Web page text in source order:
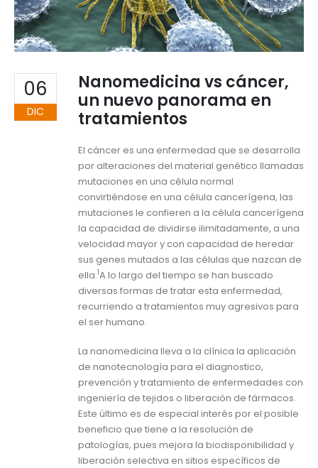
06
DIC
Nanomedicina vs cáncer,
un nuevo panorama en
tratamientos
El cáncer es una enfermedad que se desarrolla
por alteraciones del material genético llamadas
mutaciones en una célula normal
convirtiéndose en una célula cancerígena, las
mutaciones le confieren a la célula cancerígena
la capacidad de dividirse ilimitadamente, a una
velocidad mayor y con capacidad de heredar
sus genes mutados a las células que nazcan de
ella.1A lo largo del tiempo se han buscado
diversas formas de tratar esta enfermedad,
recurriendo a tratamientos muy agresivos para
el ser humano.
La nanomedicina lleva a la clínica la aplicación
de nanotecnología para el diagnostico,
prevención y tratamiento de enfermedades con
ingeniería de tejidos o liberación de fármacos.
Este último es de especial interés por el posible
beneficio que tiene a la resolución de
patologías, pues mejora la biodisponibilidad y
liberación selectiva en sitios específicos de